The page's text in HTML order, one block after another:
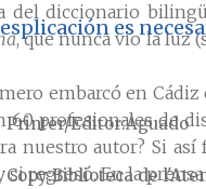
diccionario
, que nunca vio la luz
embarcó en
profesionales de
nuestro autor? Si
regresó. En la
es
Printer/Editor Aguado
Copy Biblioteca de